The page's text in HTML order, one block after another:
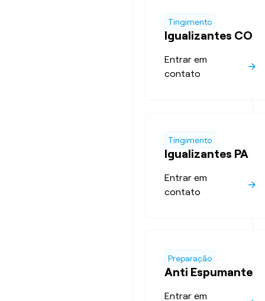
Tingimento
Igualizantes CO
Entrar em
contato
Tingimento
Igualizantes PA
Entrar em
contato
Preparação
Anti Espumante
Entrar em